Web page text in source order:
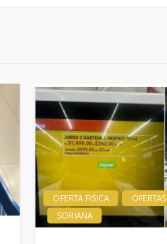
OFERTA FISICA
OFERTAS
SORIANA